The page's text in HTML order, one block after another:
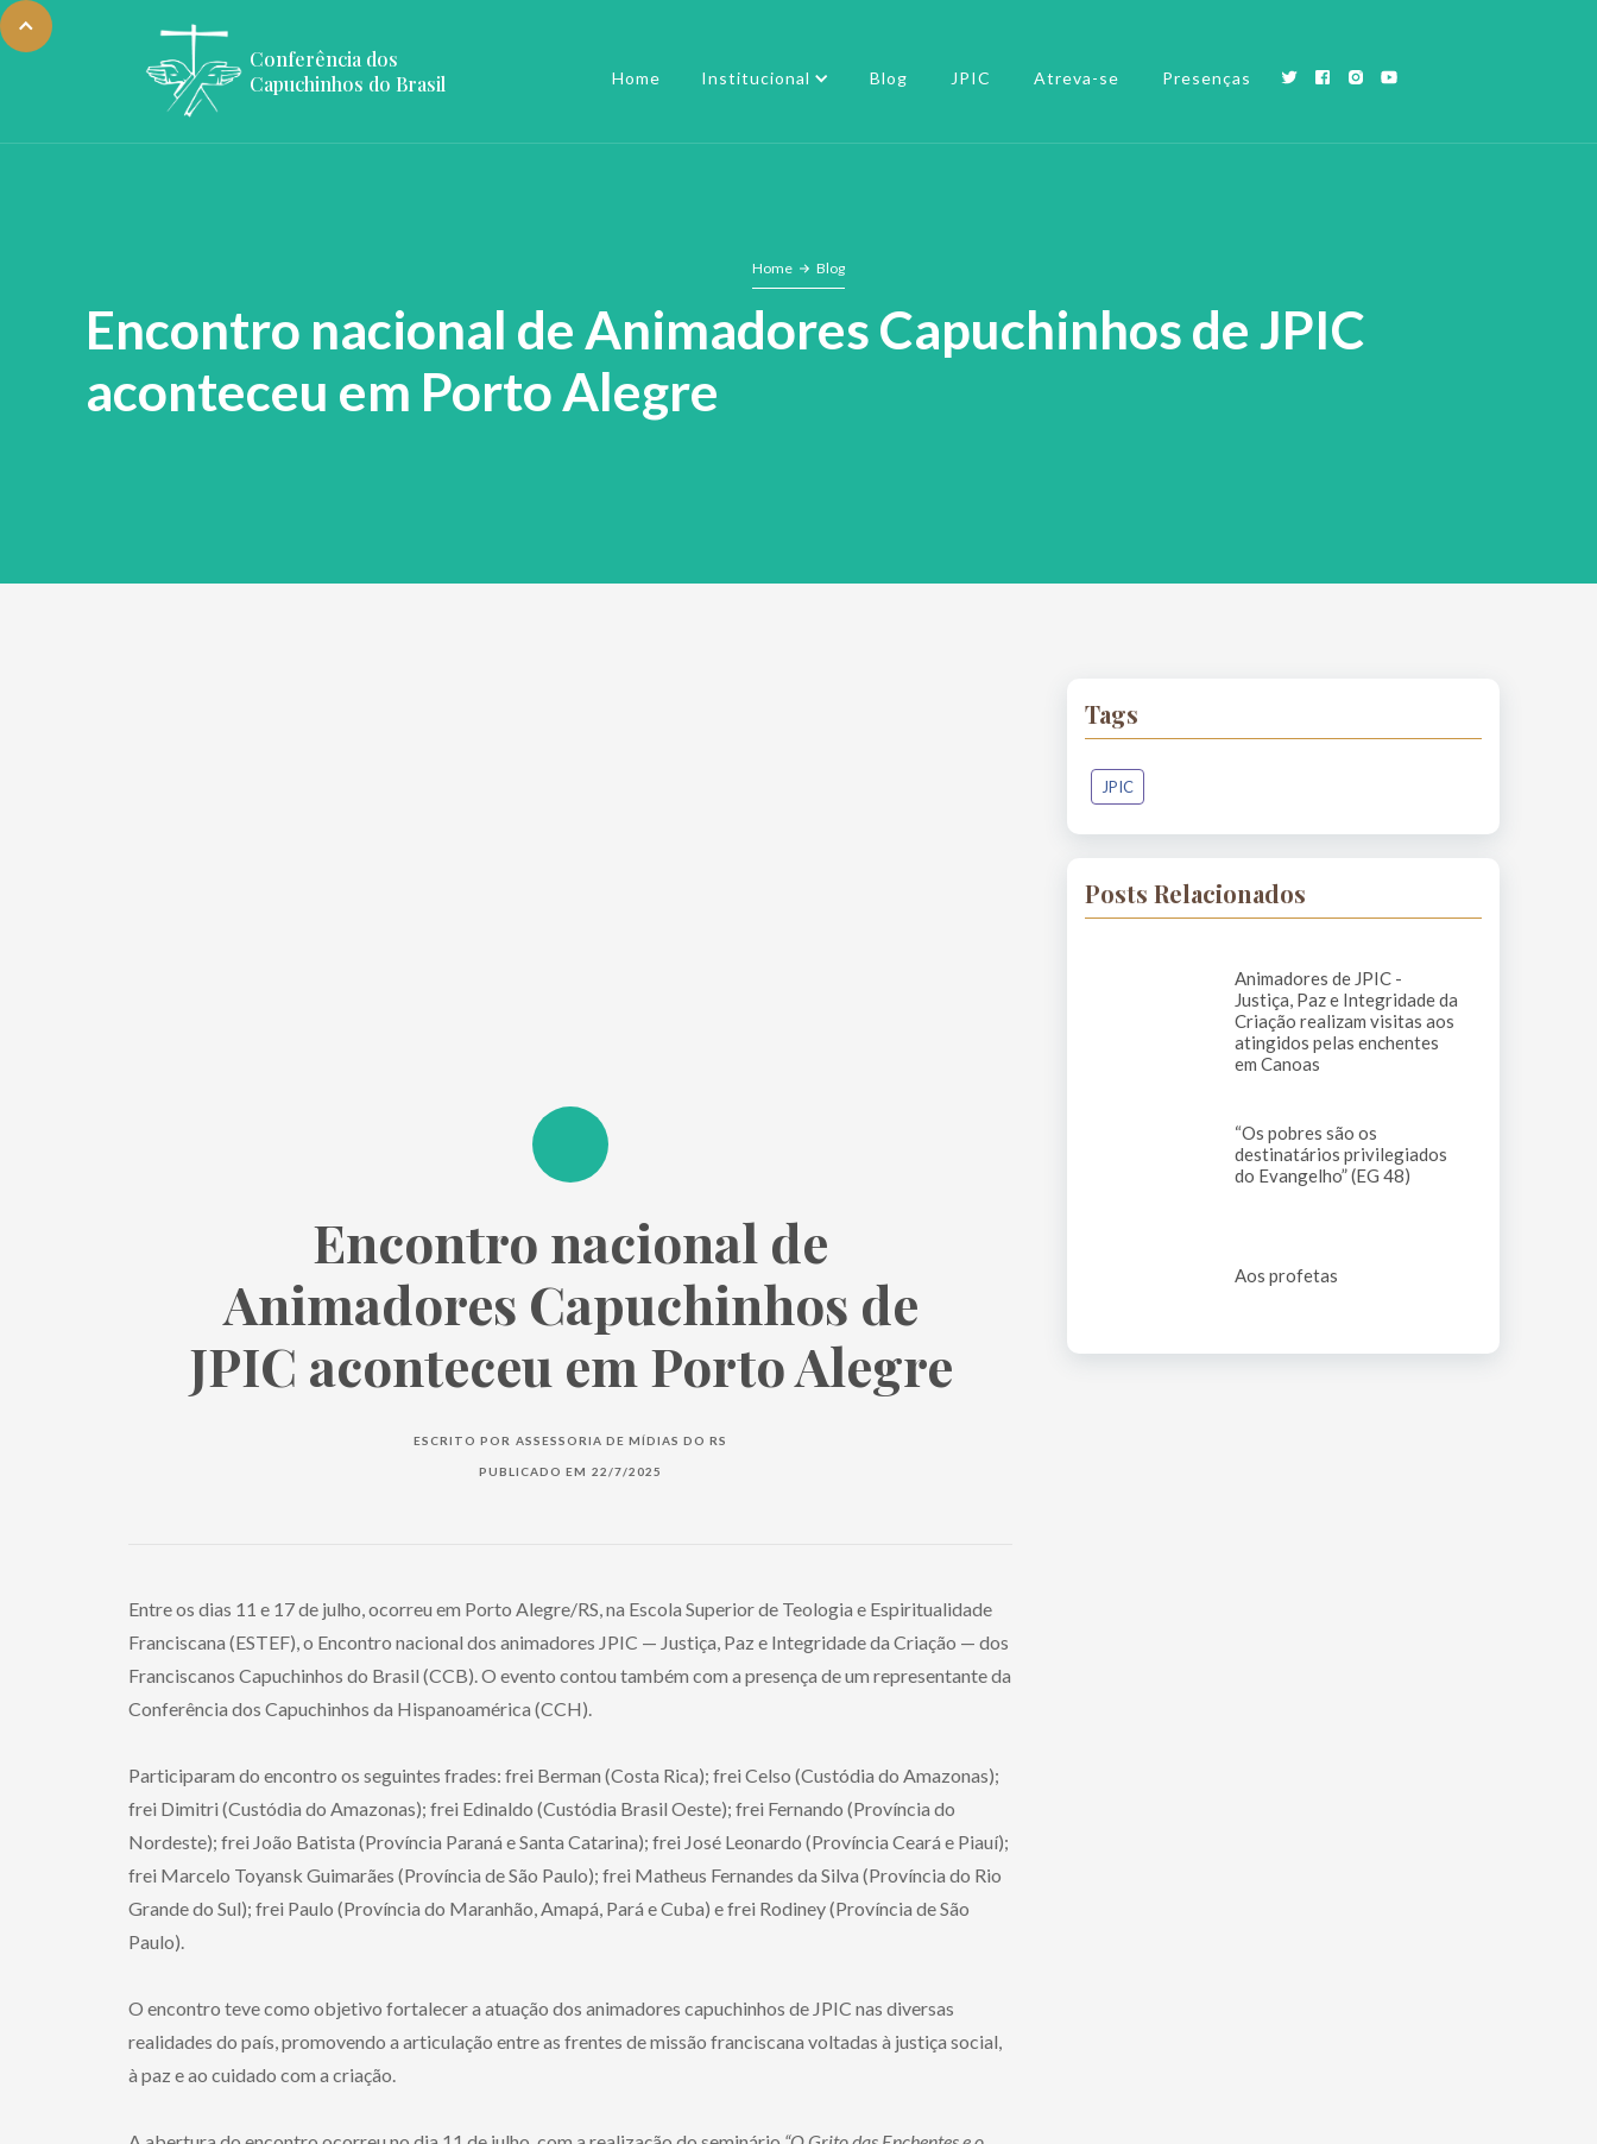
Conferência dos
Capuchinhos do Brasil
Home Institucional Blog JPIC Atreva-se Presenças
Home Blog
Encontro nacional de Animadores Capuchinhos de JPIC
aconteceu em Porto Alegre
Encontro nacional de
Animadores Capuchinhos de
JPIC aconteceu em Porto Alegre
ESCRITO POR ASSESSORIA DE MÍDIAS DO RS
PUBLICADO EM 22/7/2025
Entre os dias 11 e 17 de julho, ocorreu em Porto Alegre/RS, na Escola Superior de Teologia e Espiritualidade
Franciscana (ESTEF), o Encontro nacional dos animadores JPIC — Justiça, Paz e Integridade da Criação — dos
Franciscanos Capuchinhos do Brasil (CCB). O evento contou também com a presença de um representante da
Conferência dos Capuchinhos da Hispanoamérica (CCH).
Participaram do encontro os seguintes frades: frei Berman (Costa Rica); frei Celso (Custódia do Amazonas);
frei Dimitri (Custódia do Amazonas); frei Edinaldo (Custódia Brasil Oeste); frei Fernando (Província do
Nordeste); frei João Batista (Província Paraná e Santa Catarina); frei José Leonardo (Província Ceará e Piauí);
frei Marcelo Toyansk Guimarães (Província de São Paulo); frei Matheus Fernandes da Silva (Província do Rio
Grande do Sul); frei Paulo (Província do Maranhão, Amapá, Pará e Cuba) e frei Rodiney (Província de São
Paulo).
O encontro teve como objetivo fortalecer a atuação dos animadores capuchinhos de JPIC nas diversas
realidades do país, promovendo a articulação entre as frentes de missão franciscana voltadas à justiça social,
à paz e ao cuidado com a criação.
Tags
JPIC
Posts Relacionados
Animadores de JPIC -
Justiça, Paz e Integridade da
Criação realizam visitas aos
atingidos pelas enchentes
em Canoas
“Os pobres são os
destinatários privilegiados
do Evangelho” (EG 48)
Aos profetas